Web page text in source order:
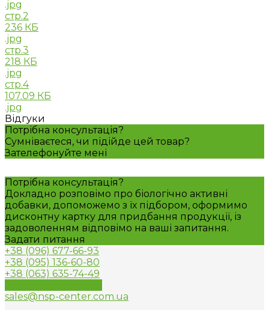
.jpg
стр.2
236 КБ
.jpg
стр.3
218 КБ
.jpg
стр.4
107.09 КБ
.jpg
Відгуки
Потрібна консультація?
Сумніваєтеся, чи підійде цей товар?
Зателефонуйте мені
Потрібна консультація?
Докладно розповімо про біологічно активні
добавки, допоможемо з їх підбором, оформимо
дисконтну картку для придбання продукції, із
задоволенням відповімо на ваші запитання.
Задати питання
+38 (096) 677-66-93
+38 (095) 136-60-80
+38 (063) 635-74-49
sales@nsp-center.com.ua